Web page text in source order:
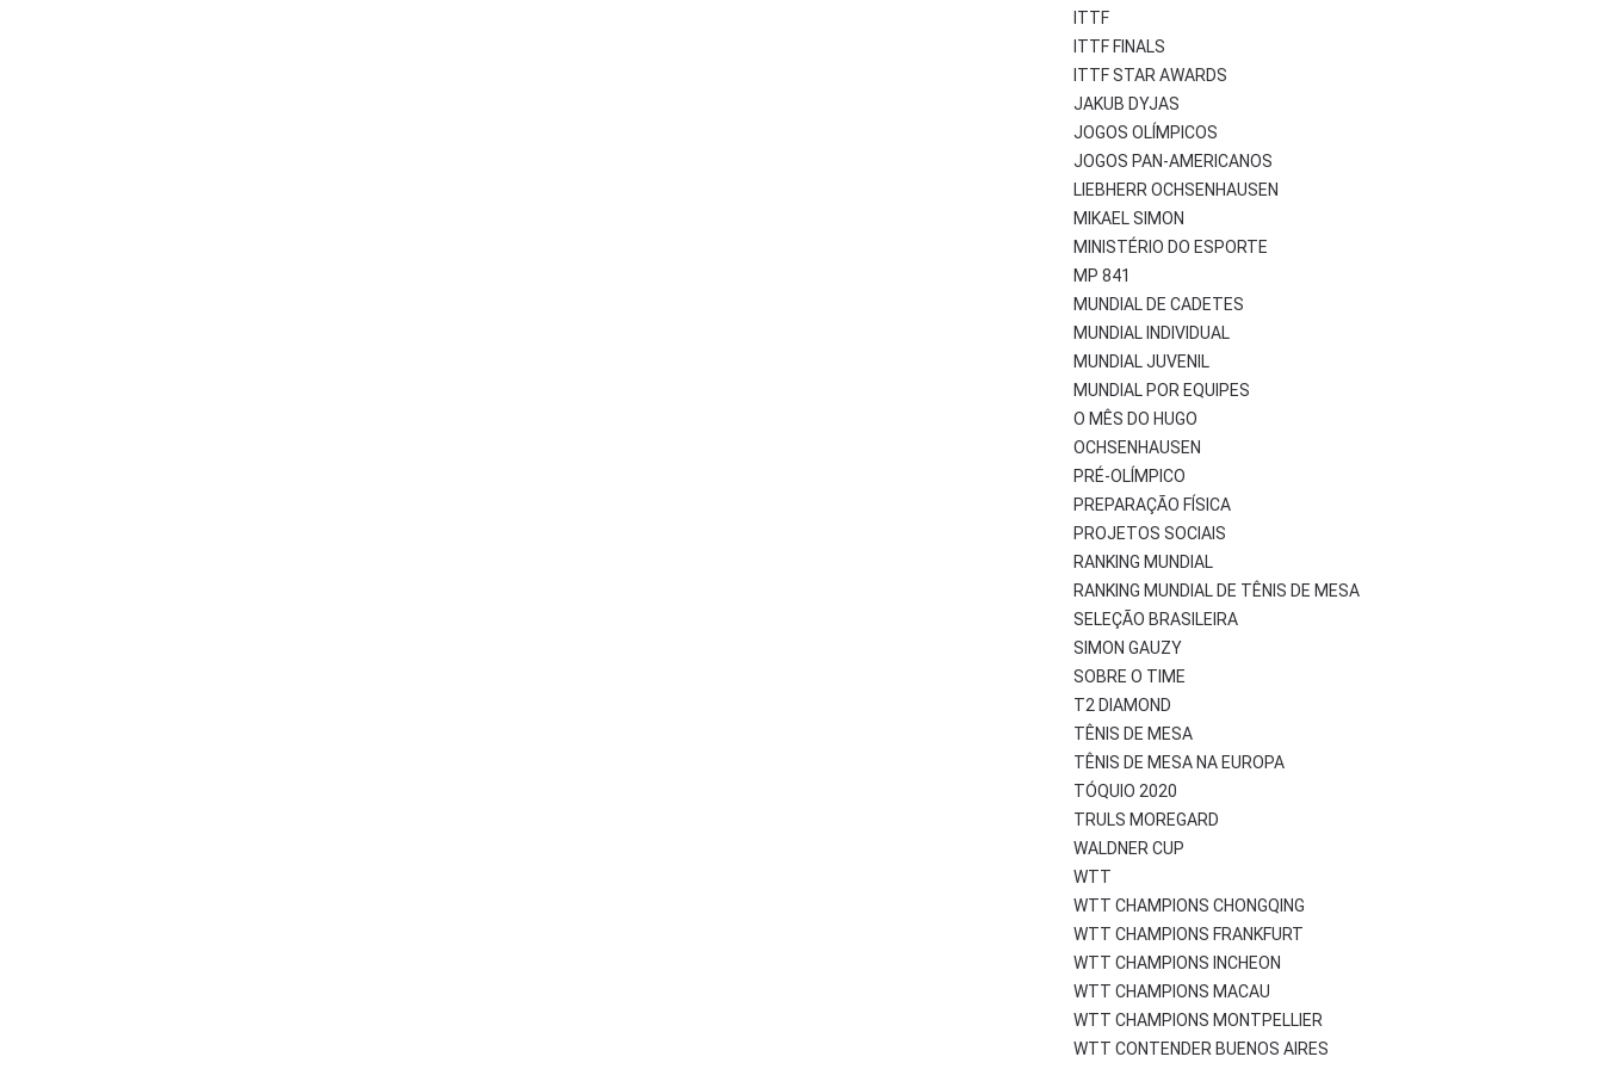
ITTF
ITTF FINALS
ITTF STAR AWARDS
JAKUB DYJAS
JOGOS OLÍMPICOS
JOGOS PAN-AMERICANOS
LIEBHERR OCHSENHAUSEN
MIKAEL SIMON
MINISTÉRIO DO ESPORTE
MP 841
MUNDIAL DE CADETES
MUNDIAL INDIVIDUAL
MUNDIAL JUVENIL
MUNDIAL POR EQUIPES
O MÊS DO HUGO
OCHSENHAUSEN
PRÉ-OLÍMPICO
PREPARAÇÃO FÍSICA
PROJETOS SOCIAIS
RANKING MUNDIAL
RANKING MUNDIAL DE TÊNIS DE MESA
SELEÇÃO BRASILEIRA
SIMON GAUZY
SOBRE O TIME
T2 DIAMOND
TÊNIS DE MESA
TÊNIS DE MESA NA EUROPA
TÓQUIO 2020
TRULS MOREGARD
WALDNER CUP
WTT
WTT CHAMPIONS CHONGQING
WTT CHAMPIONS FRANKFURT
WTT CHAMPIONS INCHEON
WTT CHAMPIONS MACAU
WTT CHAMPIONS MONTPELLIER
WTT CONTENDER BUENOS AIRES